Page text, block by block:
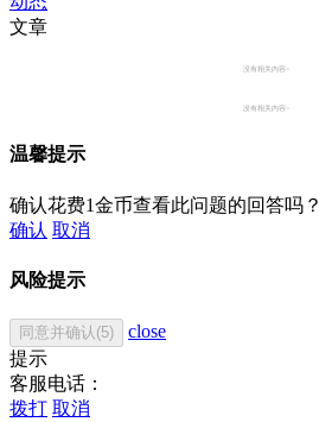
文章
没有相关内容~
没有相关内容~
温馨提示
确认花费1金币查看此问题的回答吗？
确认 取消
风险提示
同意并确认(5)
close
提示
客服电话：
拨打 取消